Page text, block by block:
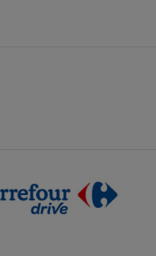
Cafetière à expressos